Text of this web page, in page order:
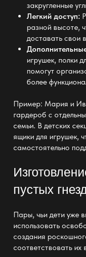
закругленные
Легкий доступ:
разной высоте,
доставать свои
игрушек, полки
помогут
более
Пример: Мария и
гардероб с
семьи. В детских
ящики для игрушек,
самостоятельно
пустых
Пары, чьи дети уже
использовать
создания
соответствовать